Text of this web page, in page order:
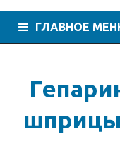
ГЛАВНОЕ